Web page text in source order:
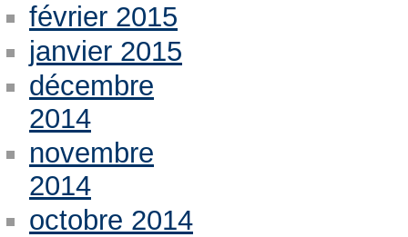
février 2015
janvier 2015
décembre
2014
novembre
2014
octobre 2014